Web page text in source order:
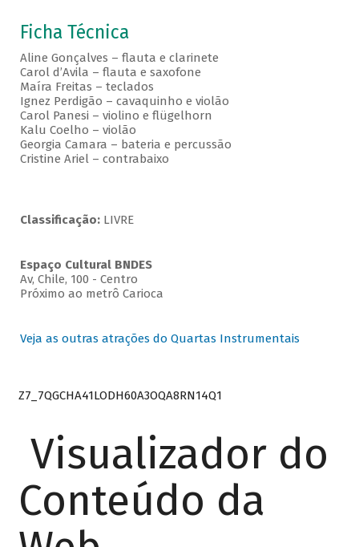
Ficha Técnica
Aline Gonçalves – flauta e clarinete
Carol d’Avila – flauta e saxofone
Maíra Freitas – teclados
Ignez Perdigão – cavaquinho e violão
Carol Panesi – violino e flügelhorn
Kalu Coelho – violão
Georgia Camara – bateria e percussão
Cristine Ariel – contrabaixo
Classificação: LIVRE
Espaço Cultural BNDES
Av, Chile, 100 - Centro
Próximo ao metrô Carioca
Veja as outras atrações do Quartas Instrumentais
Z7_7QGCHA41LODH60A3OQA8RN14Q1
Visualizador do
Conteúdo da